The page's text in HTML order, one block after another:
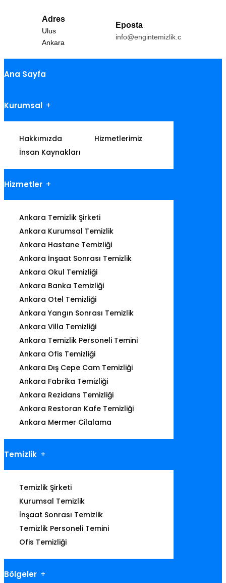
Adres
Ulus
Ankara
Eposta
info@engintemizlik.com
Ana Sayfa
Kurumsal
Hakkımızda
Hizmetlerimiz
İnsan Kaynakları
Hizmetler
Ankara Temizlik Şirketi
Ankara Kurumsal Temizlik
Ankara Hastane Temizliği
Ankara İnşaat Sonrası Temizlik
Ankara Okul Temizliği
Ankara Banka Temizliği
Ankara Otel Temizliği
Ankara Yangın Sonrası Temizlik
Ankara Villa Temizliği
Ankara Temizlik Personeli Temini
Ankara Ofis Temizliği
Ankara Dış Cepe Cam Temizliği
Ankara Fabrika Temizliği
Ankara Rezidans Temizliği
Ankara Restoran Kafe Temizliği
Ankara Mermer Cilalama
Temizlik
Temizlik Şirketi
Kurumsal Temizlik
İnşaat Sonrası Temizlik
Temizlik Personeli Temini
Ofis Temizliği
Bölgeler